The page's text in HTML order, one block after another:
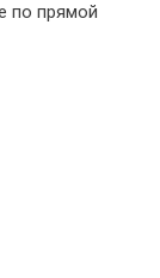
по прямой